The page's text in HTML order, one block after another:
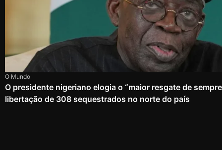
O Mundo
O presidente nigeriano elogia o “maior resgate de
libertação de 308 sequestrados no norte do país